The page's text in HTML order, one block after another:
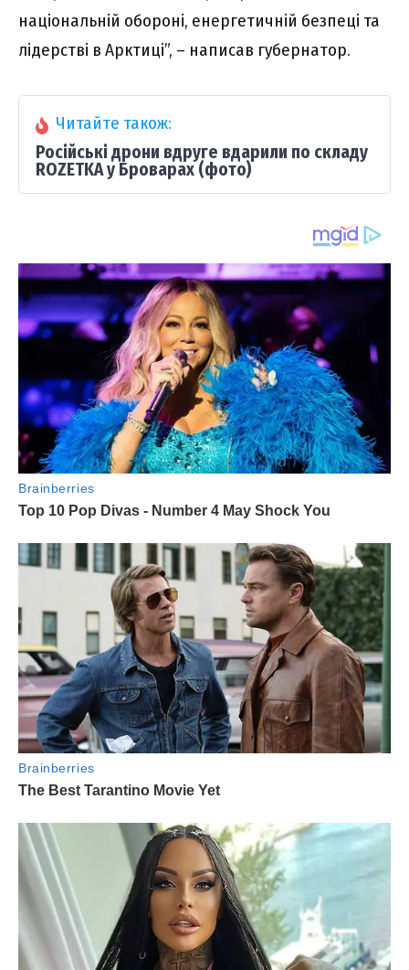
національній обороні, енергетичній безпеці та
лідерстві в Арктиці”, – написав губернатор.
Читайте також:
Російські дрони вдруге вдарили по складу
ROZETKA у Броварах (фото)